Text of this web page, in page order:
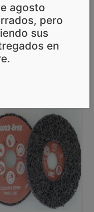
utilizan un
soporte de papel y
agosto
pero
sus
en